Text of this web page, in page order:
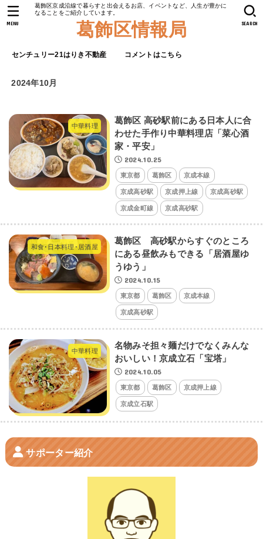
葛飾区京成沿線で暮らすと出会えるお店、イベントなど、人生が豊かに
なることをご紹介しています。
葛飾区情報局
センチュリー21はりき不動産 コメントはこちら
SEARCH
MENU
2024年10月
中華料理
葛飾区 高砂駅前にある日本人に合
わせた手作り中華料理店「菜心酒
家・平安」
2024.10.25
東京都 葛飾区 京成本線
京成高砂駅 京成押上線 京成高砂駅
京成金町線 京成高砂駅
和食･日本料理･居酒屋
葛飾区 高砂駅からすぐのところ
にある昼飲みもできる「居酒屋ゆ
うゆう」
2024.10.15
東京都 葛飾区 京成本線
京成高砂駅
中華料理
名物みそ担々麺だけでなくみんな
おいしい！京成立石「宝塔」
2024.10.05
東京都 葛飾区 京成押上線
京成立石駅
サポーター紹介